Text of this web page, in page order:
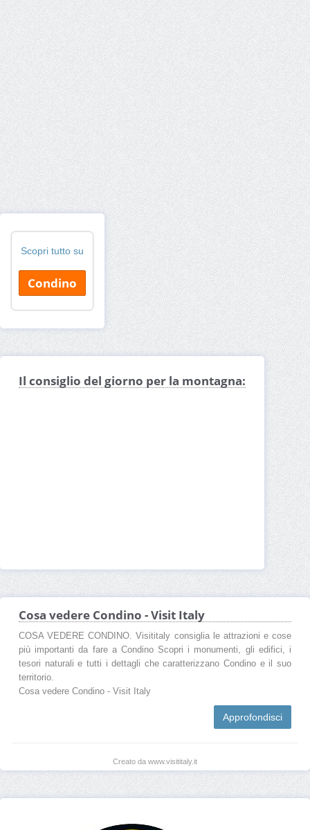
Scopri tutto su
Condino
Il consiglio del giorno per la montagna:
Cosa vedere Condino - Visit Italy
COSA VEDERE CONDINO. Visititaly consiglia le attrazioni e cose
più importanti da fare a Condino Scopri i monumenti, gli edifici, i
tesori naturali e tutti i dettagli che caratterizzano Condino e il suo
territorio.
Cosa vedere Condino - Visit Italy
Approfondisci
Creato da www.visititaly.it